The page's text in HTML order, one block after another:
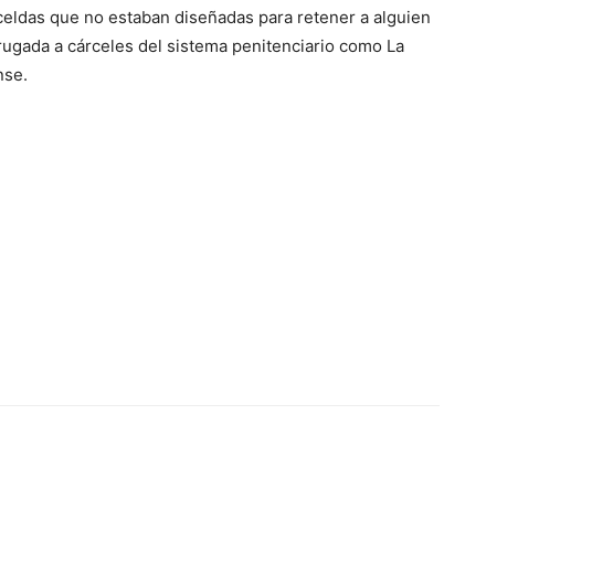
que no estaban diseñadas para retener a alguien
a cárceles del sistema penitenciario como La